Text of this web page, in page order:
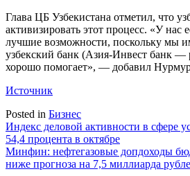
Глава ЦБ Узбекистана отметил, что
активизировать этот процесс. «У нас
лучшие возможности, поскольку мы
узбекский банк (Азия-Инвест банк —
хорошо помогает», — добавил
Источник
Posted in Бизнес
Навигация
по
записям
Индекс деловой активности в сфере
54,4 процента в октябре
Минфин: нефтегазовые допдоходы
ниже прогноза на 7,5 миллиарда